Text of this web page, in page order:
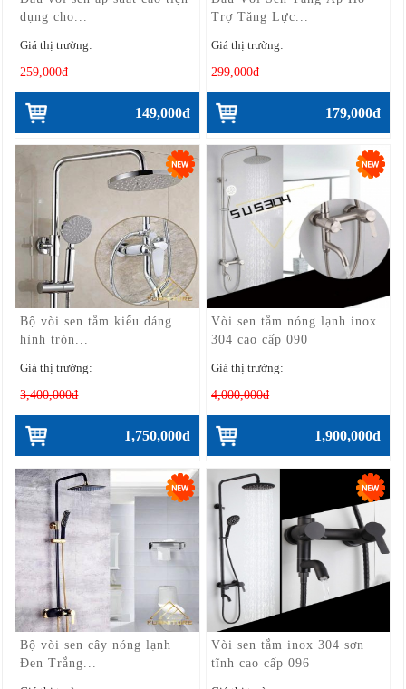
dụng cho...
Giá thị trường:
259,000đ
149,000đ
Trợ Tăng Lực...
Giá thị trường:
299,000đ
179,000đ
Bộ vòi sen tắm kiểu dáng
hình tròn...
Giá thị trường:
3,400,000đ
1,750,000đ
Vòi sen tắm nóng lạnh inox
304 cao cấp 090
Giá thị trường:
4,000,000đ
1,900,000đ
Bộ vòi sen cây nóng lạnh
Đen Trắng...
Vòi sen tắm inox 304 sơn
tĩnh cao cấp 096